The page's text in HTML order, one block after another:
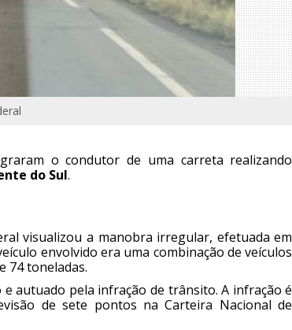
o condutor de uma carreta realizando
do Sul.
visualizou a manobra irregular, efetuada em
envolvido era uma combinação de veículos
74 toneladas.
autuado pela infração de trânsito. A infração é
de sete pontos na Carteira Nacional de